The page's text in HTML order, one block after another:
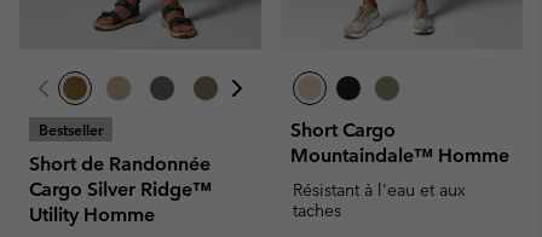
Bestseller
Short de Randonnée
Cargo Silver Ridge™
Utility Homme
Short Cargo
Mountaindale™ Homme
Résistant à l'eau et aux
taches